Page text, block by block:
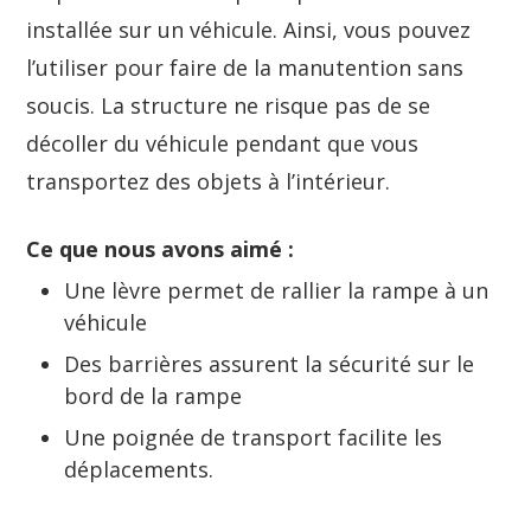
installée sur un véhicule. Ainsi, vous pouvez
l’utiliser pour faire de la manutention sans
soucis. La structure ne risque pas de se
décoller du véhicule pendant que vous
transportez des objets à l’intérieur.
Ce que nous avons aimé :
Une lèvre permet de rallier la rampe à un
véhicule
Des barrières assurent la sécurité sur le
bord de la rampe
Une poignée de transport facilite les
déplacements.